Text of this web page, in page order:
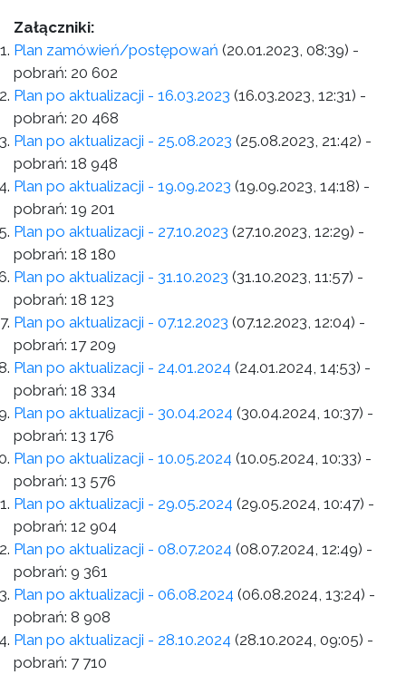
Załączniki:
Plan zamówień/postępowań (20.01.2023, 08:39) -
pobrań: 20 602
Plan po aktualizacji - 16.03.2023 (16.03.2023, 12:31) -
pobrań: 20 468
Plan po aktualizacji - 25.08.2023 (25.08.2023, 21:42) -
pobrań: 18 948
Plan po aktualizacji - 19.09.2023 (19.09.2023, 14:18) -
pobrań: 19 201
Plan po aktualizacji - 27.10.2023 (27.10.2023, 12:29) -
pobrań: 18 180
Plan po aktualizacji - 31.10.2023 (31.10.2023, 11:57) -
pobrań: 18 123
Plan po aktualizacji - 07.12.2023 (07.12.2023, 12:04) -
pobrań: 17 209
Plan po aktualizacji - 24.01.2024 (24.01.2024, 14:53) -
pobrań: 18 334
Plan po aktualizacji - 30.04.2024 (30.04.2024, 10:37) -
pobrań: 13 176
Plan po aktualizacji - 10.05.2024 (10.05.2024, 10:33) -
pobrań: 13 576
Plan po aktualizacji - 29.05.2024 (29.05.2024, 10:47) -
pobrań: 12 904
Plan po aktualizacji - 08.07.2024 (08.07.2024, 12:49) -
pobrań: 9 361
Plan po aktualizacji - 06.08.2024 (06.08.2024, 13:24) -
pobrań: 8 908
Plan po aktualizacji - 28.10.2024 (28.10.2024, 09:05) -
pobrań: 7 710